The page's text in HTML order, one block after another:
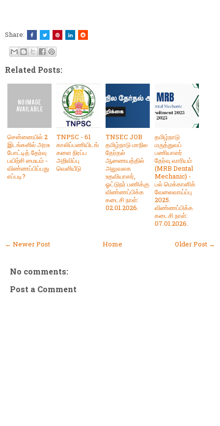
Share:
Related Posts:
சென்னையில் 2
இடங்களில் அரசு
போட்டித் தேர்வு
பயிற்சி மையம் -
விண்ணப்பிப்பது
எப்படி?
TNPSC - 61
காலிப்பணியிடங்
களை நிரப்ப
அறிவிப்பு
வெளியீடு
TNSEC JOB
தமிழ்நாடு மாநில
தேர்தல்
ஆணையத்தில்
அலுவலக
உதவியாளர்,
ஓட்டுநர் பணிக்கு
விண்ணப்பிக்க
கடைசி நாள்:
02.01.2026.
தமிழ்நாடு
மருத்துவப்
பணியாளர்
தேர்வு வாரியம்
(MRB Dental
Mechanic) -
பல் மெக்கானிக்
வேலைவாய்ப்பு
2025.
விண்ணப்பிக்க
கடைசி நாள்:
07.01.2026.
← Newer Post Older Post →
Home
No comments:
Post a Comment